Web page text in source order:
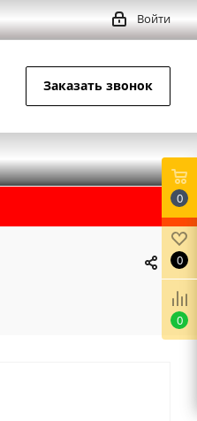
Войти
Заказать звонок
0
0
0